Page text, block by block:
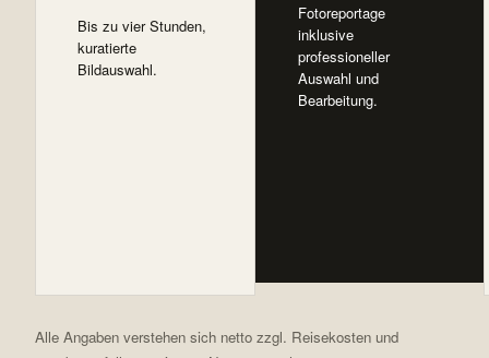
Bis zu vier Stunden,
kuratierte
Bildauswahl.
Fotoreportage
inklusive
professioneller
Auswahl und
Bearbeitung.
Alle Angaben verstehen sich netto zzgl. Reisekosten und